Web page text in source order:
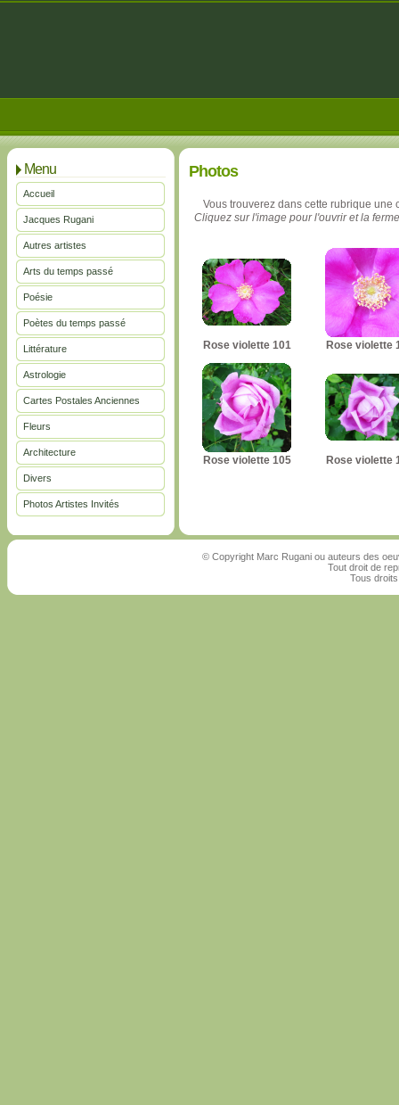
Menu
Accueil
Jacques Rugani
Autres artistes
Arts du temps passé
Poésie
Poètes du temps passé
Littérature
Astrologie
Cartes Postales Anciennes
Fleurs
Architecture
Divers
Photos Artistes Invités
Photos
Vous trouverez dans cette rubrique une
Cliquez sur l'image pour l'ouvrir et la
Rose violette 101 Rose violette
Rose violette 105 Rose violette
© Copyright Marc Rugani ou auteurs des
Tout droit de
Tous